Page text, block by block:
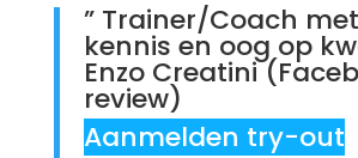
” Trainer/Coach
kennis en oog op
Enzo Creatini
review)
Aanmelden try-out